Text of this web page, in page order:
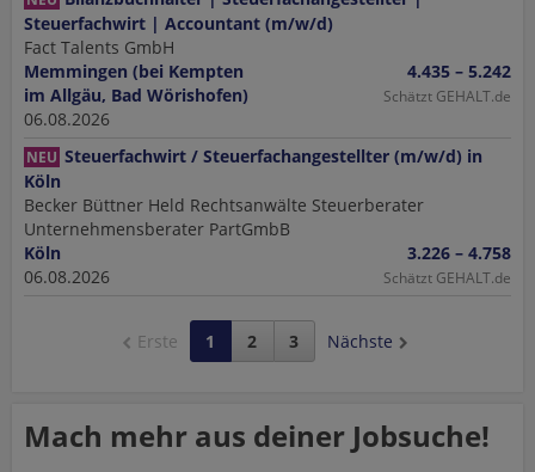
Steuerfachwirt | Accountant (m/w/d)
Fact Talents GmbH
Memmingen (bei Kempten
im Allgäu, Bad Wörishofen)
06.08.2026
4.435 – 5.242
Schätzt GEHALT.de
NEU Steuerfachwirt / Steuerfachangestellter (m/w/d) in
Köln
Becker Büttner Held Rechtsanwälte Steuerberater
Unternehmensberater PartGmbB
Köln
06.08.2026
3.226 – 4.758
Schätzt GEHALT.de
Erste 1 2 3 Nächste
Mach mehr aus deiner Jobsuche!